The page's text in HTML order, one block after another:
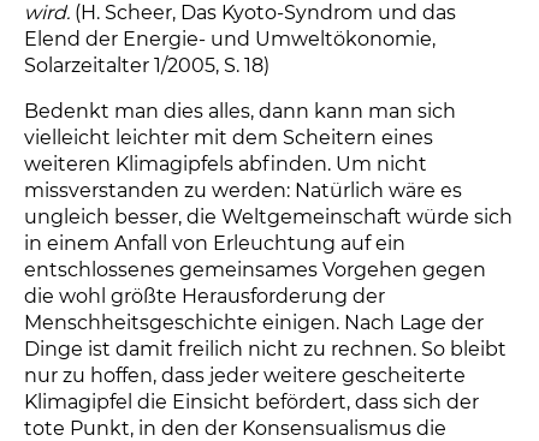
wird. (H. Scheer, Das Kyoto-Syndrom und das
Elend der Energie- und Umweltökonomie,
Solarzeitalter 1/2005, S. 18)
Bedenkt man dies alles, dann kann man sich
vielleicht leichter mit dem Scheitern eines
weiteren Klimagipfels abfinden. Um nicht
missverstanden zu werden: Natürlich wäre es
ungleich besser, die Weltgemeinschaft würde sich
in einem Anfall von Erleuchtung auf ein
entschlossenes gemeinsames Vorgehen gegen
die wohl größte Herausforderung der
Menschheitsgeschichte einigen. Nach Lage der
Dinge ist damit freilich nicht zu rechnen. So bleibt
nur zu hoffen, dass jeder weitere gescheiterte
Klimagipfel die Einsicht befördert, dass sich der
tote Punkt, in den der Konsensualismus die